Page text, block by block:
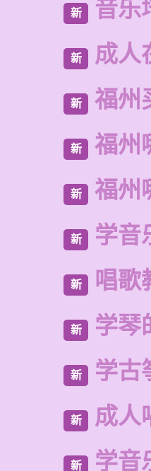
新 音乐
新 成人
新 福州
新 福州
新 福州
新 学音
新 唱歌
新 学琴
新 学古
新 成人
新 学音